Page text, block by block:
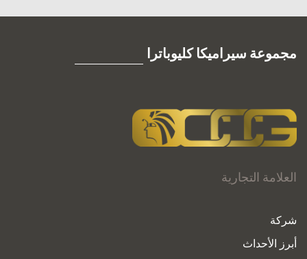
مجموعة سيراميكا كليوباترا
العلامة التجارية
شركة
أبرز الأحداث